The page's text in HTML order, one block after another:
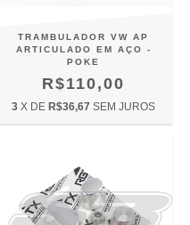
TRAMBULADOR VW AP
ARTICULADO EM AÇO -
POKE
R$110,00
3 X DE R$36,67 SEM JUROS